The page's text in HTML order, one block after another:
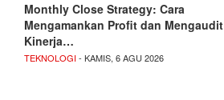
Monthly Close Strategy: Cara
Mengamankan Profit dan Mengaudit
Kinerja…
TEKNOLOGI- KAMIS, 6 AGU 2026